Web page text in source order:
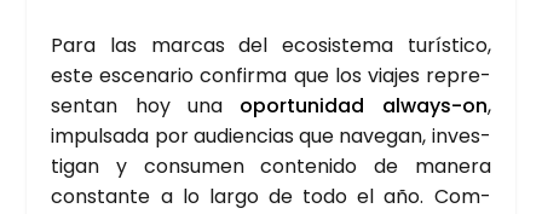
Para las mar­cas del eco­sis­te­ma turís­ti­co,
este esce­na­rio con­fir­ma que los via­jes repre­
sen­tan hoy una opor­tu­ni­dad always-on,
impul­sa­da por audien­cias que nave­gan, inves­
ti­gan y con­su­men con­te­ni­do de mane­ra
cons­tan­te a lo lar­go de todo el año. Com­